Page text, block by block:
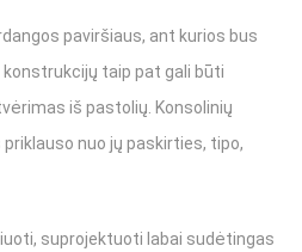
paviršiaus, ant kurios bus
taip pat gali būti
iš pastolių. Konsolinių
nuo jų paskirties, tipo,
suprojektuoti labai sudėtingas